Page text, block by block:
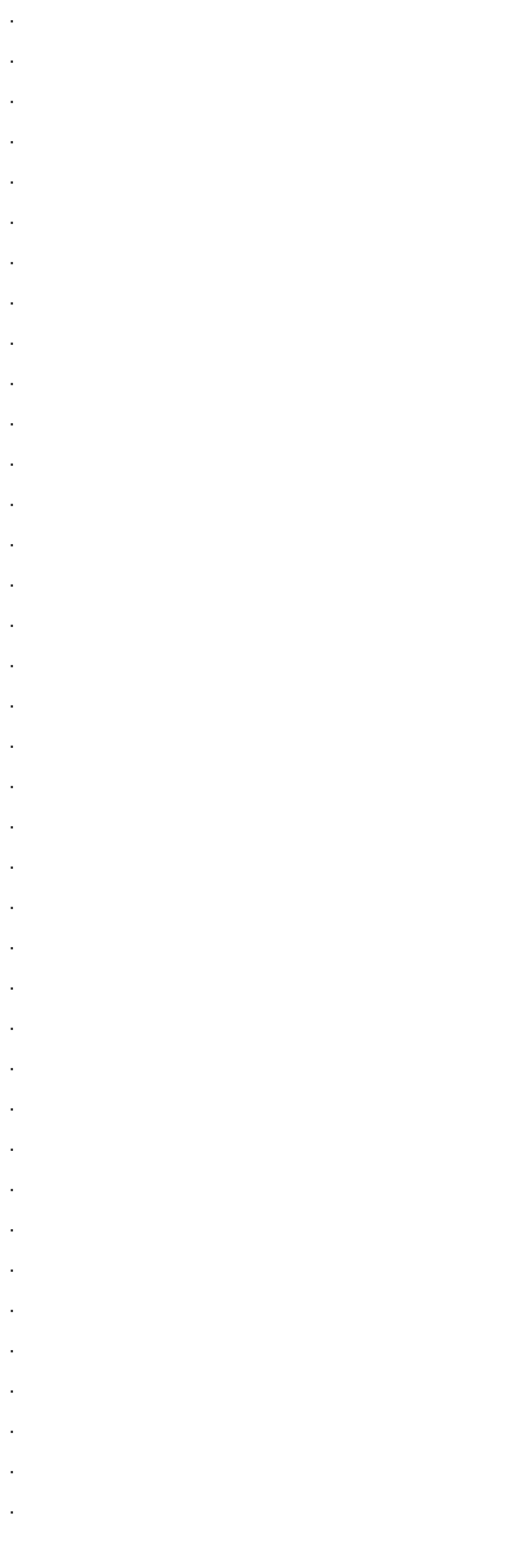
.
.
.
.
.
.
.
.
.
.
.
.
.
.
.
.
.
.
.
.
.
.
.
.
.
.
.
.
.
.
.
.
.
.
.
.
.
.